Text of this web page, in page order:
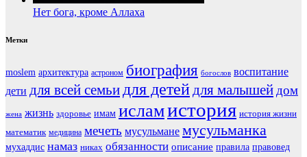
Нет бога, кроме Аллаха
Метки
moslem архитектура астроном биография богослов воспитание
дети для всей семьи для детей для малышей дом
жена жизнь здоровье имам исламистория история жизни
математик медицина мечеть мусульмане мусульманка
мухаддис намаз никах обязанности описание правила правовед